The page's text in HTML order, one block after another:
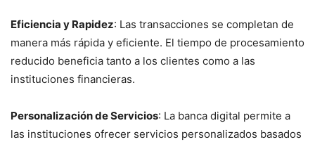
Eficiencia y Rapidez: Las transacciones se completan de
manera más rápida y eficiente. El tiempo de procesamiento
reducido beneficia tanto a los clientes como a las
instituciones financieras.
Personalización de Servicios: La banca digital permite a
las instituciones ofrecer servicios personalizados basados